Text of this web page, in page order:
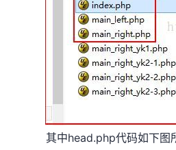
其中head.php代码如下图所